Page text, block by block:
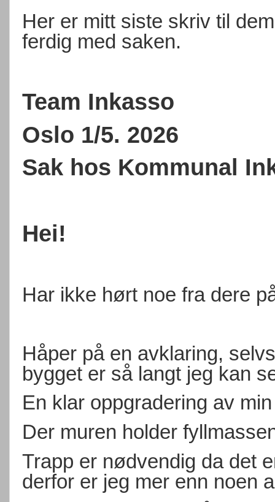
Her er mitt siste skriv til
ferdig med saken.
Team Inkasso
Oslo 1/5. 2026
Sak hos Kommunal
Hei!
Har ikke hørt noe fra dere
Håper på en avklaring,
bygget er så langt jeg kan
En klar oppgradering av
Der muren holder
Trapp er nødvendig da det
derfor er jeg mer enn noen